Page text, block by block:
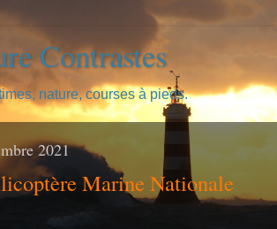
Contrastes
nature, courses à pieds.
2021
Marine Nationale